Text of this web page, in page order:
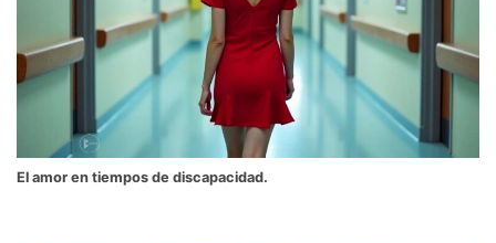
El amor en tiempos de discapacidad.